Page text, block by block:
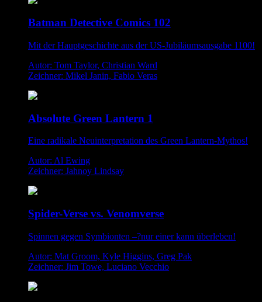
Batman Detective Comics 102
Mit der Hauptgeschichte aus der US-Jubiläumsausgabe 1100!
Autor: Tom Taylor, Christian Ward
Zeichner: Mikel Janin, Fabio Veras
Absolute Green Lantern 1
Eine radikale Neuinterpretation des Green Lantern-Mythos!
Autor: Al Ewing
Zeichner: Jahnoy Lindsay
Spider-Verse vs. Venomverse
Spinnen gegen Symbionten –?nur einer kann überleben!
Autor: Mat Groom, Kyle Higgins, Greg Pak
Zeichner: Jim Towe, Luciano Vecchio